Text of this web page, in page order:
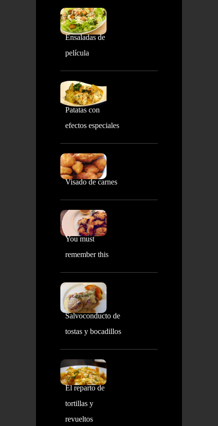
Ensaladas de
película
Patatas con
efectos especiales
Visado de carnes
You must
remember this
Salvoconducto de
tostas y bocadillos
El reparto de
tortillas y
revueltos